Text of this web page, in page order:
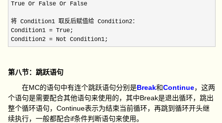
True Or False Or False
将 Condition1 取反后赋值给 Condition2：
Condition1 = True;
Condition2 = Not Condition1;
第八节：跳跃语句
在MC的语句中有连个跳跃语句分别是Break和Continue，这两
个语句是需要配合其他语句来使用的，其中Break是退出循环，跳出
整个循环语句，Continue表示为结束当前循环，再跳到循环开头继
续执行，一般都配合if条件判断语句来使用。